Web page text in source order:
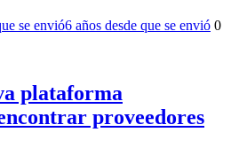
se envió6 años desde que se envió 0
plataforma
proveedores